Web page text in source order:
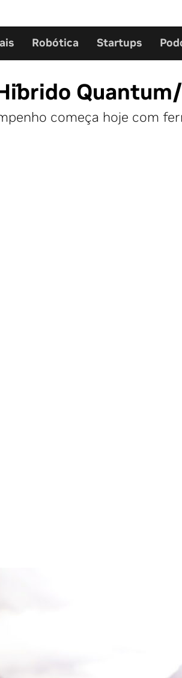
Robótica Startups
começa hoje com
híbridos do futuro.
componentes para o trabalho estão